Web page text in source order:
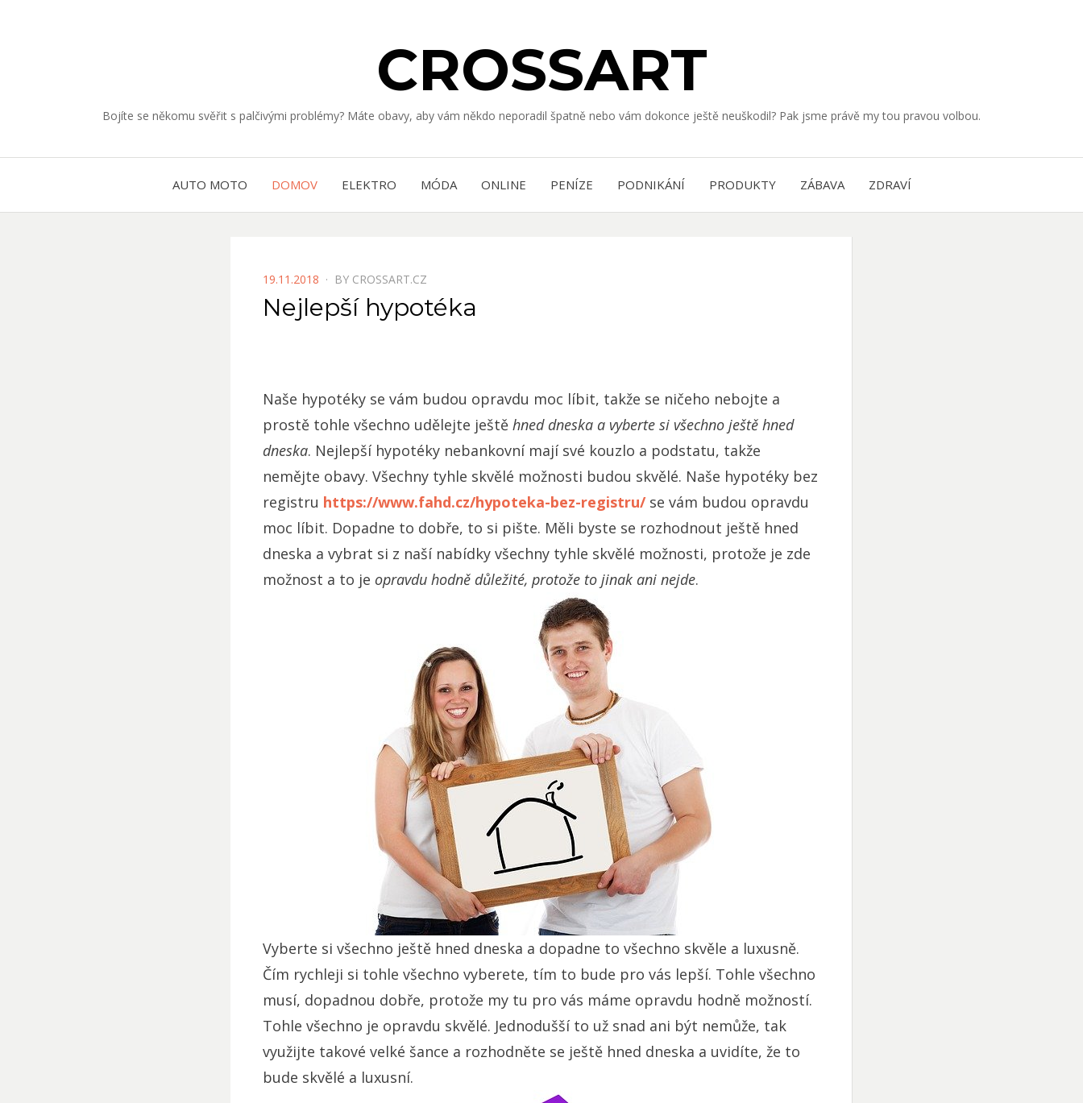
CROSSART
Bojíte se někomu svěřit s palčivými problémy? Máte obavy, aby vám někdo neporadil špatně nebo vám dokonce ještě neuškodil? Pak jsme právě my tou pravou volbou.
AUTO MOTO DOMOV ELEKTRO MÓDA ONLINE PENÍZE PODNIKÁNÍ PRODUKTY ZÁBAVA ZDRAVÍ
POSTED
ON
19.11.2018 BY CROSSART.CZ
Nejlepší hypotéka
Naše hypotéky se vám budou opravdu moc líbit, takže se ničeho nebojte a
prostě tohle všechno udělejte ještě hned dneska a vyberte si všechno ještě hned
dneska. Nejlepší hypotéky nebankovní mají své kouzlo a podstatu, takže
nemějte obavy. Všechny tyhle skvělé možnosti budou skvělé. Naše hypotéky bez
registru https://www.fahd.cz/hypoteka-bez-registru/se vám budou opravdu
moc líbit. Dopadne to dobře, to si pište. Měli byste se rozhodnout ještě hned
dneska a vybrat si z naší nabídky všechny tyhle skvělé možnosti, protože je zde
možnost a to je opravdu hodně důležité, protože to jinak ani nejde.
Vyberte si všechno ještě hned dneska a dopadne to všechno skvěle a luxusně.
Čím rychleji si tohle všechno vyberete, tím to bude pro vás lepší. Tohle všechno
musí, dopadnou dobře, protože my tu pro vás máme opravdu hodně možností.
Tohle všechno je opravdu skvělé. Jednodušší to už snad ani být nemůže, tak
využijte takové velké šance a rozhodněte se ještě hned dneska a uvidíte, že to
bude skvělé a luxusní.